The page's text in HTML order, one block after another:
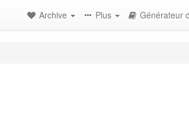
Archive Plus Générateur